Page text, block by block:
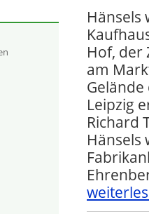
Hänsels
Hof, der
am
Leipzig
Richard
Hänsels